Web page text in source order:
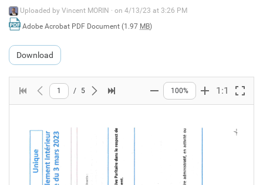
Uploaded by Vincent MORIN · on 4/13/23 at 3:26 PM
Adobe Acrobat PDF Document (1.97 MB)
Download
First pagePrevious page
1 / 5
Next pageLast page Zoom out
100%
Zoom in
1:1 Full